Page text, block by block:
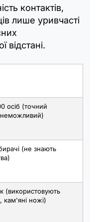
контактів,
лише уривчасті
відстані.
осіб (точний
неможливий)
(не знають
(використовують
кам'яні ножі)